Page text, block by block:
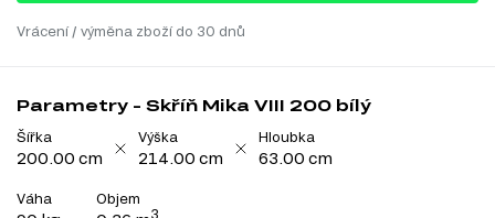
Vrácení / výměna zboží do 30 dnů
Parametry - Skříň Mika VIII 200 bílý
Šířka
200.00 cm
Výška
214.00 cm
Hloubka
63.00 cm
Váha Objem
3